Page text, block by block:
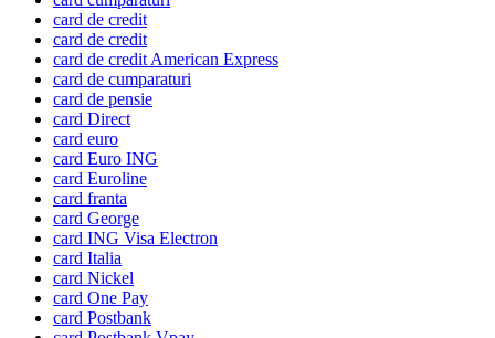
card de credit
card de credit
card de credit American Express
card de cumparaturi
card de pensie
card Direct
card euro
card Euro ING
card Euroline
card franta
card George
card ING Visa Electron
card Italia
card Nickel
card One Pay
card Postbank